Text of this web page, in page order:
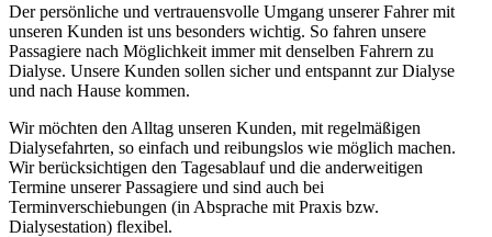
Der persönliche und vertrauensvolle Umgang unserer Fahrer mit
unseren Kunden ist uns besonders wichtig. So fahren unsere
Passagiere nach Möglichkeit immer mit denselben Fahrern zu
Dialyse. Unsere Kunden sollen sicher und entspannt zur Dialyse
und nach Hause kommen.
Wir möchten den Alltag unseren Kunden, mit regelmäßigen
Dialysefahrten, so einfach und reibungslos wie möglich machen.
Wir berücksichtigen den Tagesablauf und die anderweitigen
Termine unserer Passagiere und sind auch bei
Terminverschiebungen (in Absprache mit Praxis bzw.
Dialysestation) flexibel.